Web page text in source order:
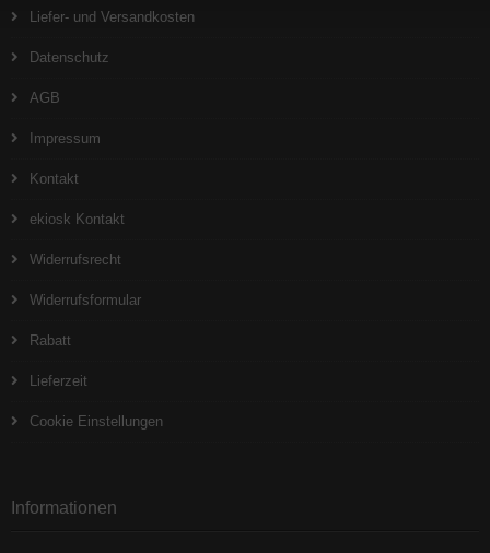
Liefer- und Versandkosten
Datenschutz
AGB
Impressum
Kontakt
ekiosk Kontakt
Widerrufsrecht
Widerrufsformular
Rabatt
Lieferzeit
Cookie Einstellungen
Informationen